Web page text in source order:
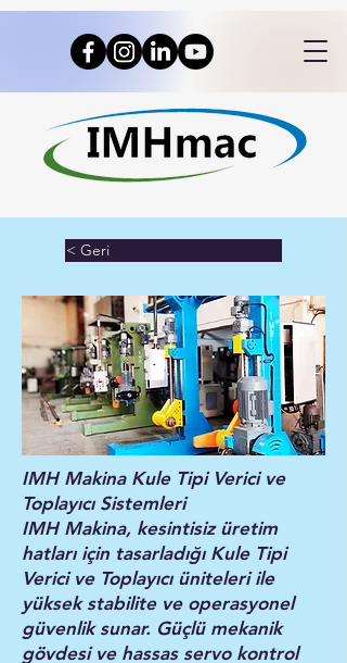
< Geri
IMH Makina Kule Tipi Verici ve
Toplayıcı Sistemleri
IMH Makina, kesintisiz üretim
hatları için tasarladığı Kule Tipi
Verici ve Toplayıcı üniteleri ile
yüksek stabilite ve operasyonel
güvenlik sunar. Güçlü mekanik
gövdesi ve hassas servo kontrol